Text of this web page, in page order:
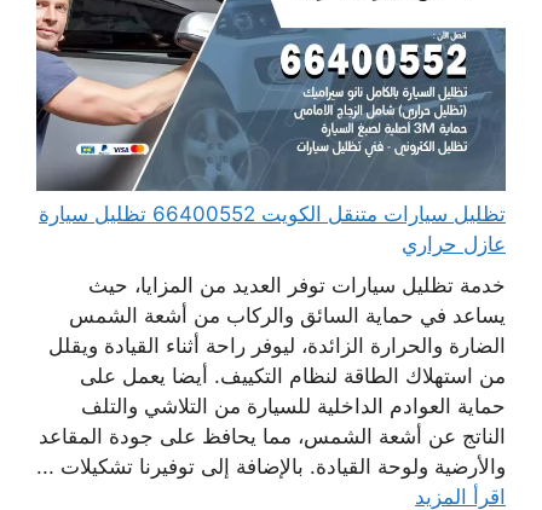
تظليل سيارات متنقل الكويت 66400552 تظليل سيارة
عازل حراري
خدمة تظليل سيارات توفر العديد من المزايا، حيث
يساعد في حماية السائق والركاب من أشعة الشمس
الضارة والحرارة الزائدة، ليوفر راحة أثناء القيادة ويقلل
من استهلاك الطاقة لنظام التكييف. أيضا يعمل على
حماية العوادم الداخلية للسيارة من التلاشي والتلف
الناتج عن أشعة الشمس، مما يحافظ على جودة المقاعد
والأرضية ولوحة القيادة. بالإضافة إلى توفيرنا تشكيلات ...
اقرأ المزيد